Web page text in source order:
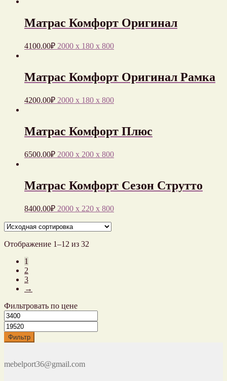
Матрас Комфорт Оригинал
4100.00₽ 2000 x 180 x 800
Матрас Комфорт Оригинал Рамка
4200.00₽ 2000 x 180 x 800
Матрас Комфорт Плюс
6500.00₽ 2000 x 200 x 800
Матрас Комфорт Сезон Струтто
8400.00₽ 2000 x 220 x 800
Отображение 1–12 из 32
1
2
3
→
Фильтровать по цене
Фильтр
mebelport36@gmail.com